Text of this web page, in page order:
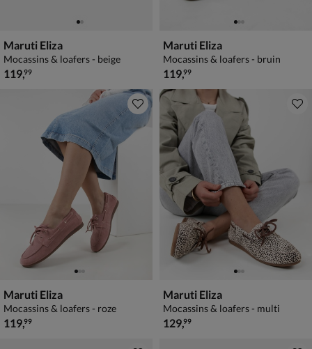
Maruti Eliza
Mocassins & loafers - beige
€ 119,99
119,99
Maruti Eliza
Mocassins & loafers - bruin
€ 119,99
119,99
Maruti Eliza
Mocassins & loafers - roze
€ 119,99
119,99
Maruti Eliza
Mocassins & loafers - multi
€ 129,99
129,99